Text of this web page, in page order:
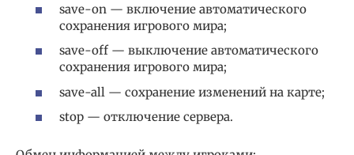
save-on — включение автоматического
сохранения игрового мира;
save-off — выключение автоматического
сохранения игрового мира;
save-all — сохранение изменений на карте;
stop — отключение сервера.